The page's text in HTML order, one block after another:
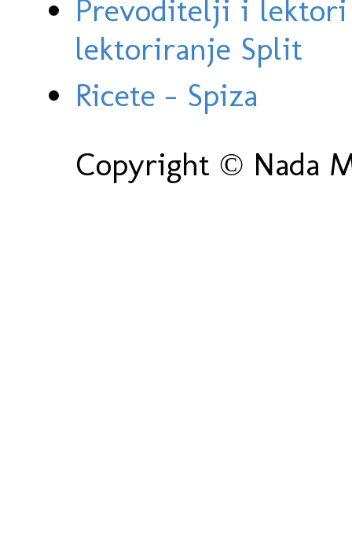
Prevoditelji i
lektoriranje Split
Ricete - Spiza
Copyright © Nada